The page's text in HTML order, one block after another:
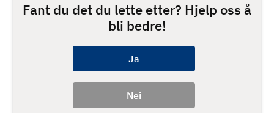
Fant du det du lette etter? Hjelp oss å
bli bedre!